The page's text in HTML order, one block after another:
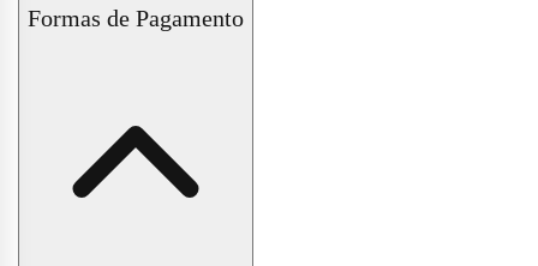
Políticas de Trocas e Devoluções
Formas de Pagamento